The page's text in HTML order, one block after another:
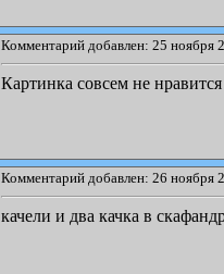
Комментарий добавлен: 25 ноября
Картинка совсем не
Комментарий добавлен: 26 ноября
качели и два качка в